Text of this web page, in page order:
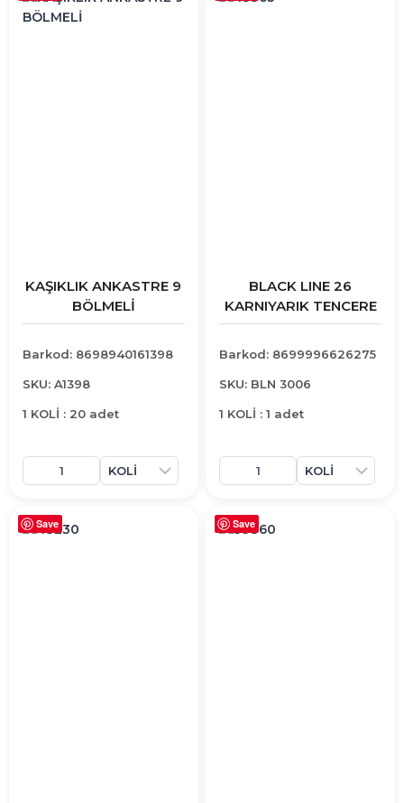
KAŞIKLIK ANKASTRE 9
BÖLMELİ
Barkod: 8698940161398
SKU: A1398
1 KOLİ : 20 adet
BLACK LINE 26
KARNIYARIK TENCERE
Barkod: 8699996626275
SKU: BLN 3006
1 KOLİ : 1 adet
Save Save